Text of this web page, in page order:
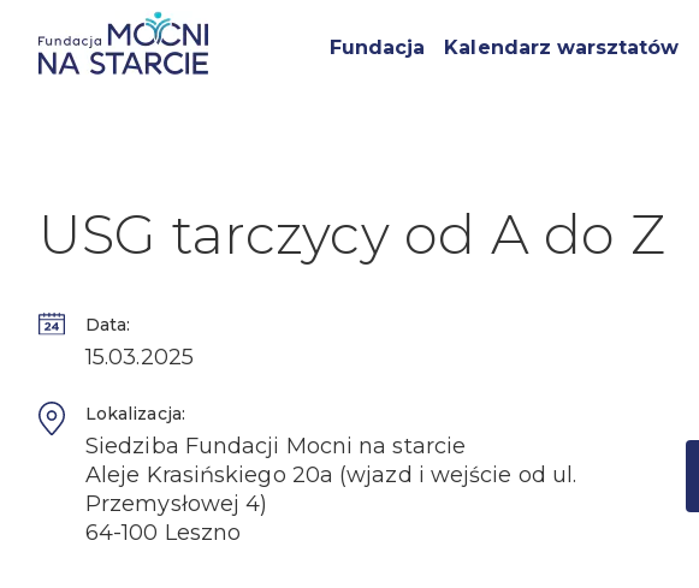
Fundacja Kalendarz warsztatów
USG tarczycy od A do Z
Data:
15.03.2025
Lokalizacja:
Siedziba Fundacji Mocni na starcie
Aleje Krasińskiego 20a (wjazd i wejście od ul.
Przemysłowej 4)
64-100 Leszno